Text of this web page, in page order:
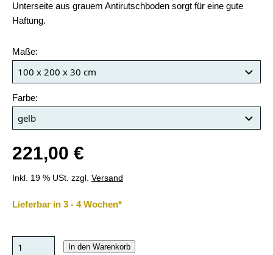
Unterseite aus grauem Antirutschboden sorgt für eine gute
Haftung.
Maße:
Farbe:
221,00 €
Inkl. 19 % USt. zzgl. Versand
Lieferbar in 3 - 4 Wochen*
In den Warenkorb